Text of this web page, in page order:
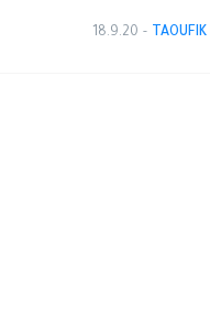
-
18.9.20